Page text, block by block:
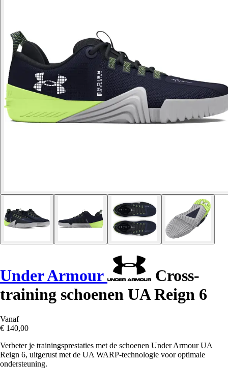
Under Armour
Cross-
training schoenen UA Reign 6
Vanaf
€ 140,00
Verbeter je trainingsprestaties met de schoenen Under Armour UA
Reign 6, uitgerust met de UA WARP-technologie voor optimale
ondersteuning.